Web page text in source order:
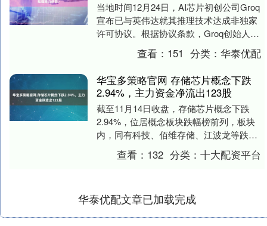
当地时间12月24日，AI芯片初创公司Groq
宣布已与英伟达就其推理技术达成非独家
许可协议。根据协议条款，Groq创始人
Jonathan Ross、总裁Sunn....
查看： 151 分类：华泰优配
华宝多策略官网 存储芯片概念下跌
2.94%，主力资金净流出123股
截至11月14日收盘，存储芯片概念下跌
2.94%，位居概念板块跌幅榜前列，板块
内，同有科技、佰维存储、江波龙等跌幅
居前，股价上涨的有22只，涨幅居前的有
盈新发展....
查看： 132 分类：十大配资平台
华泰优配文章已加载完成